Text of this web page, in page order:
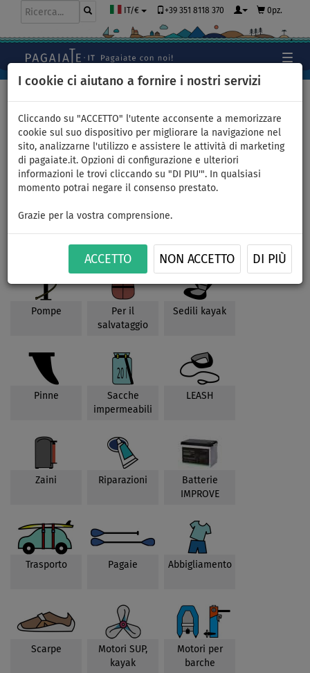
I cookie ci aiutano a fornire i nostri servizi
Cliccando su "ACCETTO" l'utente acconsente a memorizzare
cookie sul suo dispositivo per migliorare la navigazione nel
sito, analizzarne l'utilizzo e assistere le attività di marketing
di pagaiate.it. Opzioni di configurazione e ulteriori
informazioni le trovi cliccando su "DI PIU'". In qualsiasi
momento potrai negare il consenso prestato.
Grazie per la vostra comprensione.
ACCETTO NON ACCETTO DI PIÙ
IT/€ +39 351 8118 370 0pz.
Accessori per SUP, kayak
Pagaiate con i colori:
Pompe
Per il
salvataggio
Sedili kayak
Pinne
Sacche
impermeabili
LEASH
Zaini Riparazioni
Batterie
IMPROVE
Trasporto Pagaie Abbigliamento
Scarpe
Motori SUP,
kayak
Motori per
barche